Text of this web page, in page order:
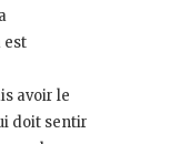
est
avoir le
doit sentir